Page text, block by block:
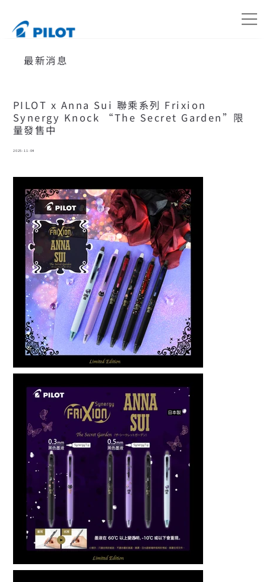
最新消息
PILOT x Anna Sui 聯乘系列 Frixion
Synergy Knock “The Secret Garden”限
量發售中
2025-11-04